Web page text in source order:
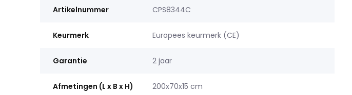
Artikelnummer CPS8344C
Keurmerk Europees keurmerk (CE)
Garantie 2 jaar
Afmetingen (L x B x H) 200x70x15 cm